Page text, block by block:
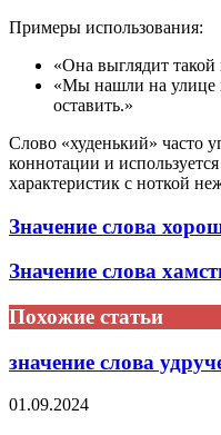
Примеры использования:
«Она выглядит такой
«Мы нашли на улице
оставить.»
Слово «худенький» часто
коннотации и
характеристик с ноткой
Значение слова
Значение слова
Похожие статьи
значение слова
01.09.2024